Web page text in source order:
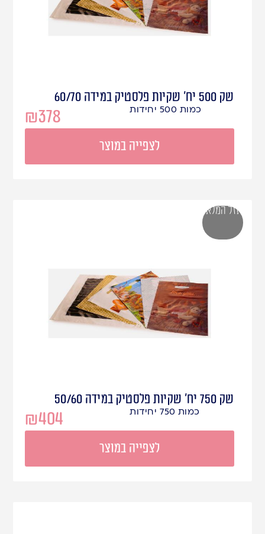
שק 500 יח' שקיות פלסטיק במידה 60/70
₪378 כמות 500 יחידות
לצפייה במוצר
שק 750 יח' שקיות פלסטיק במידה 50/60
₪404 כמות 750 יחידות
לצפייה במוצר
אזל המלאי